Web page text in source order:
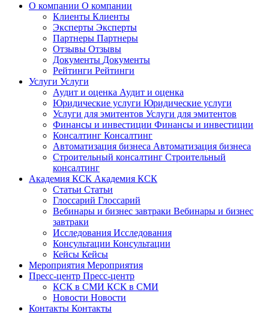
О компании О компании
Клиенты Клиенты
Эксперты Эксперты
Партнеры Партнеры
Отзывы Отзывы
Документы Документы
Рейтинги Рейтинги
Услуги Услуги
Аудит и оценка Аудит и оценка
Юридические услуги Юридические услуги
Услуги для эмитентов Услуги для эмитентов
Финансы и инвестиции Финансы и инвестиции
Консалтинг Консалтинг
Автоматизация бизнеса Автоматизация бизнеса
Строительный консалтинг Строительный
консалтинг
Академия КСК Академия КСК
Статьи Статьи
Глоссарий Глоссарий
Вебинары и бизнес завтраки Вебинары и бизнес
завтраки
Исследования Исследования
Консультации Консультации
Кейсы Кейсы
Мероприятия Мероприятия
Пресс-центр Пресс-центр
КСК в СМИ КСК в СМИ
Новости Новости
Контакты Контакты